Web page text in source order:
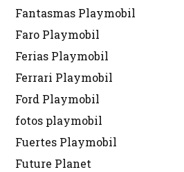
Fantasmas Playmobil
Faro Playmobil
Ferias Playmobil
Ferrari Playmobil
Ford Playmobil
fotos playmobil
Fuertes Playmobil
Future Planet